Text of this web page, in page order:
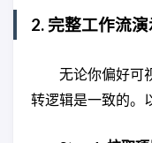
2. 完整工作流
无论你偏好可
转逻辑是一致的。